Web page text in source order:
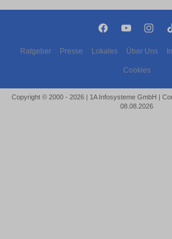
Ratgeber Presse Lokales Über Uns
Cookies
Copyright © 2000 - 2026 | 1A Infosysteme GmbH |
08.08.2026